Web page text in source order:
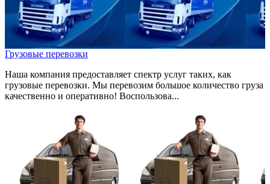
Грузовые перевозки
Наша компания предоставляет спектр услуг таких, как
грузовые перевозки. Мы перевозим большое количество груза
качественно и оперативно! Воспользова...